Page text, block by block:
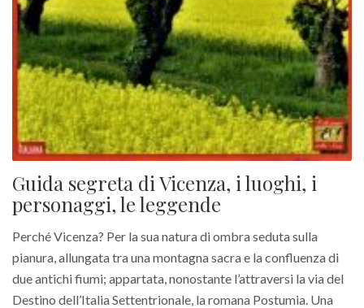
Guida segreta di Vicenza, i luoghi, i
personaggi, le leggende
Perché Vicenza? Per la sua natura di ombra seduta sulla
pianura, allungata tra una montagna sacra e la confluenza di
due antichi fiumi; appartata, nonostante l’attraversi la via del
Destino dell’Italia Settentrionale, la romana Postumia. Una